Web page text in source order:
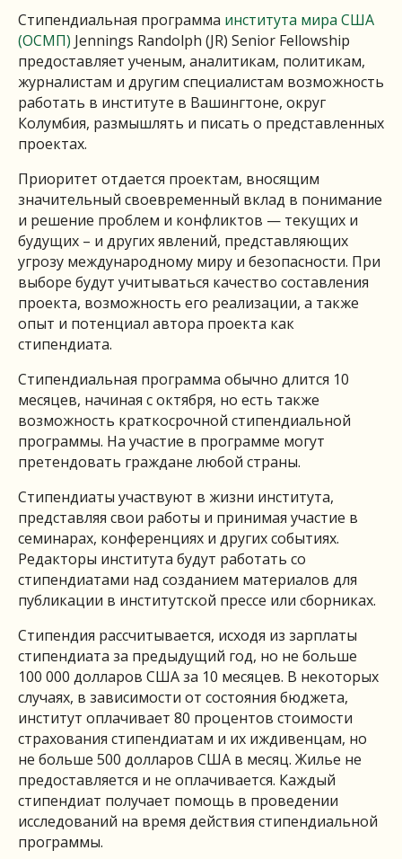
Стипендиальная программа института мира США
(ОСМП) Jennings Randolph (JR) Senior Fellowship
предоставляет ученым, аналитикам, политикам,
журналистам и другим специалистам возможность
работать в институте в Вашингтоне, округ
Колумбия, размышлять и писать о представленных
проектах.
Приоритет отдается проектам, вносящим
значительный своевременный вклад в понимание
и решение проблем и конфликтов — текущих и
будущих – и других явлений, представляющих
угрозу международному миру и безопасности. При
выборе будут учитываться качество составления
проекта, возможность его реализации, а также
опыт и потенциал автора проекта как
стипендиата.
Стипендиальная программа обычно длится 10
месяцев, начиная с октября, но есть также
возможность краткосрочной стипендиальной
программы. На участие в программе могут
претендовать граждане любой страны.
Стипендиаты участвуют в жизни института,
представляя свои работы и принимая участие в
семинарах, конференциях и других событиях.
Редакторы института будут работать со
стипендиатами над созданием материалов для
публикации в институтской прессе или сборниках.
Стипендия рассчитывается, исходя из зарплаты
стипендиата за предыдущий год, но не больше
100 000 долларов США за 10 месяцев. В некоторых
случаях, в зависимости от состояния бюджета,
институт оплачивает 80 процентов стоимости
страхования стипендиатам и их иждивенцам, но
не больше 500 долларов США в месяц. Жилье не
предоставляется и не оплачивается. Каждый
стипендиат получает помощь в проведении
исследований на время действия стипендиальной
программы.